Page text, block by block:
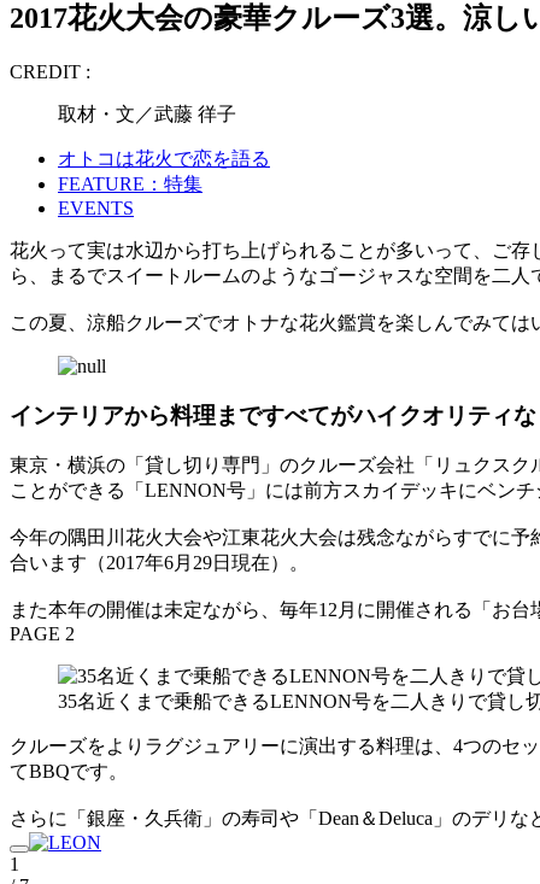
2017花火大会の豪華クルーズ3選。涼
CREDIT :
取材・文／武藤 徉子
オトコは花火で恋を語る
FEATURE：特集
EVENTS
花火って実は水辺から打ち上げられることが多いって、ご
ら、まるでスイートルームのようなゴージャスな空間を二
この夏、涼船クルーズでオトナな花火鑑賞を楽しんでみては
インテリアから料理まですべてがハイクオリティ
東京・横浜の「貸し切り専門」のクルーズ会社「リュクス
ことができる「LENNON号」には前方スカイデッキにベン
今年の隅田川花火大会や江東花火大会は残念ながらすでに
合います（2017年6月29日現在）。
また本年の開催は未定ながら、毎年12月に開催される「お
PAGE 2
35名近くまで乗船できるLENNON号を二人きりで貸し
クルーズをよりラグジュアリーに演出する料理は、4つのセ
てBBQです。
さらに「銀座・久兵衛」の寿司や「Dean＆Deluca」のデリ
1